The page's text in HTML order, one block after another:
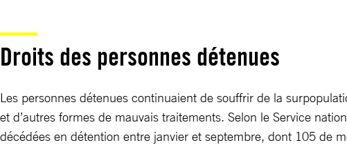
Droits des personnes détenues
Les personnes détenues continuaient de souffrir de la
et d’autres formes de mauvais traitements. Selon le Service
décédées en détention entre janvier et septembre, dont 105 de